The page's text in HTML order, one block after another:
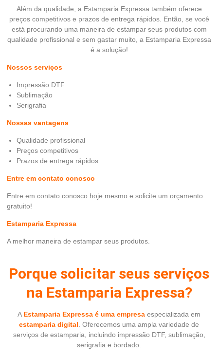
Além da qualidade, a Estamparia Expressa também oferece
preços competitivos e prazos de entrega rápidos. Então, se você
está procurando uma maneira de estampar seus produtos com
qualidade profissional e sem gastar muito, a Estamparia Expressa
é a solução!
Nossos serviços
Impressão DTF
Sublimação
Serigrafia
Nossas vantagens
Qualidade profissional
Preços competitivos
Prazos de entrega rápidos
Entre em contato conosco
Entre em contato conosco hoje mesmo e solicite um orçamento
gratuito!
Estamparia Expressa
A melhor maneira de estampar seus produtos.
Porque solicitar seus serviços
na Estamparia Expressa?
A Estamparia Expressa é uma empresa especializada em
estamparia digital. Oferecemos uma ampla variedade de
serviços de estamparia, incluindo impressão DTF, sublimação,
serigrafia e bordado.